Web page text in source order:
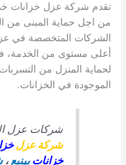
تقدم شركة عزل خزانات
من اجل حماية المبنى من
الشركات المتخصصة في
أعلى مستوى من الخدمة،
لحماية المنزل من
الموجودة في الخزانات.
شركات عزل
شركة عزل
خزاناتبينبع،